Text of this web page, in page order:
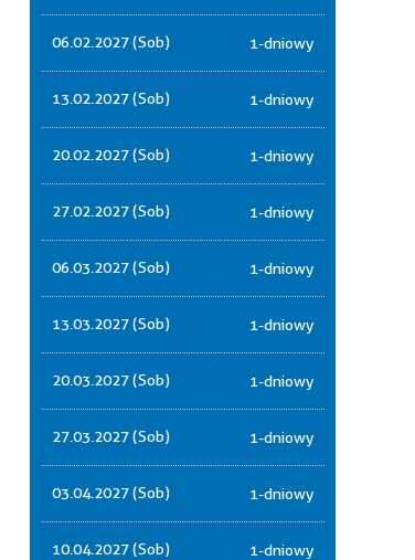
06.02.2027 (Sob) 1-dniowy
13.02.2027 (Sob) 1-dniowy
20.02.2027 (Sob) 1-dniowy
27.02.2027 (Sob) 1-dniowy
06.03.2027 (Sob) 1-dniowy
13.03.2027 (Sob) 1-dniowy
20.03.2027 (Sob) 1-dniowy
27.03.2027 (Sob) 1-dniowy
03.04.2027 (Sob) 1-dniowy
10.04.2027 (Sob) 1-dniowy